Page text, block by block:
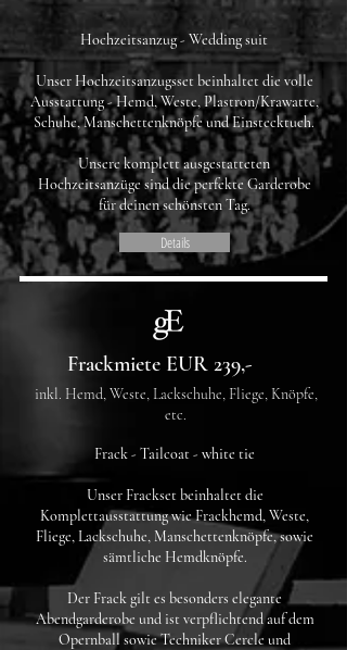
Frackmiete EUR 239,-
inkl. Hemd, Weste, Lackschuhe, Fliege, Knöpfe,
etc.
Frack - Tailcoat - white tie
Unser Frackset beinhaltet die
Komplettausstattung wie Frackhemd, Weste,
Fliege, Lackschuhe, Manschettenknöpfe, sowie
sämtliche Hemdknöpfe.​
Der Frack gilt es besonders elegante
Abendgarderobe und ist verpflichtend auf dem
Opernball sowie Techniker Cercle und
Details
Hochzeitsanzug - Wedding suit
Unser Hochzeitsanzugsset beinhaltet die volle
Ausstattung - Hemd, Weste, Plastron/Krawatte,
Schuhe, Manschettenknöpfe und Einstecktuch.​
Unsere komplett ausgestatteten
Hochzeitsanzüge sind die perfekte Garderobe
für deinen schönsten Tag.